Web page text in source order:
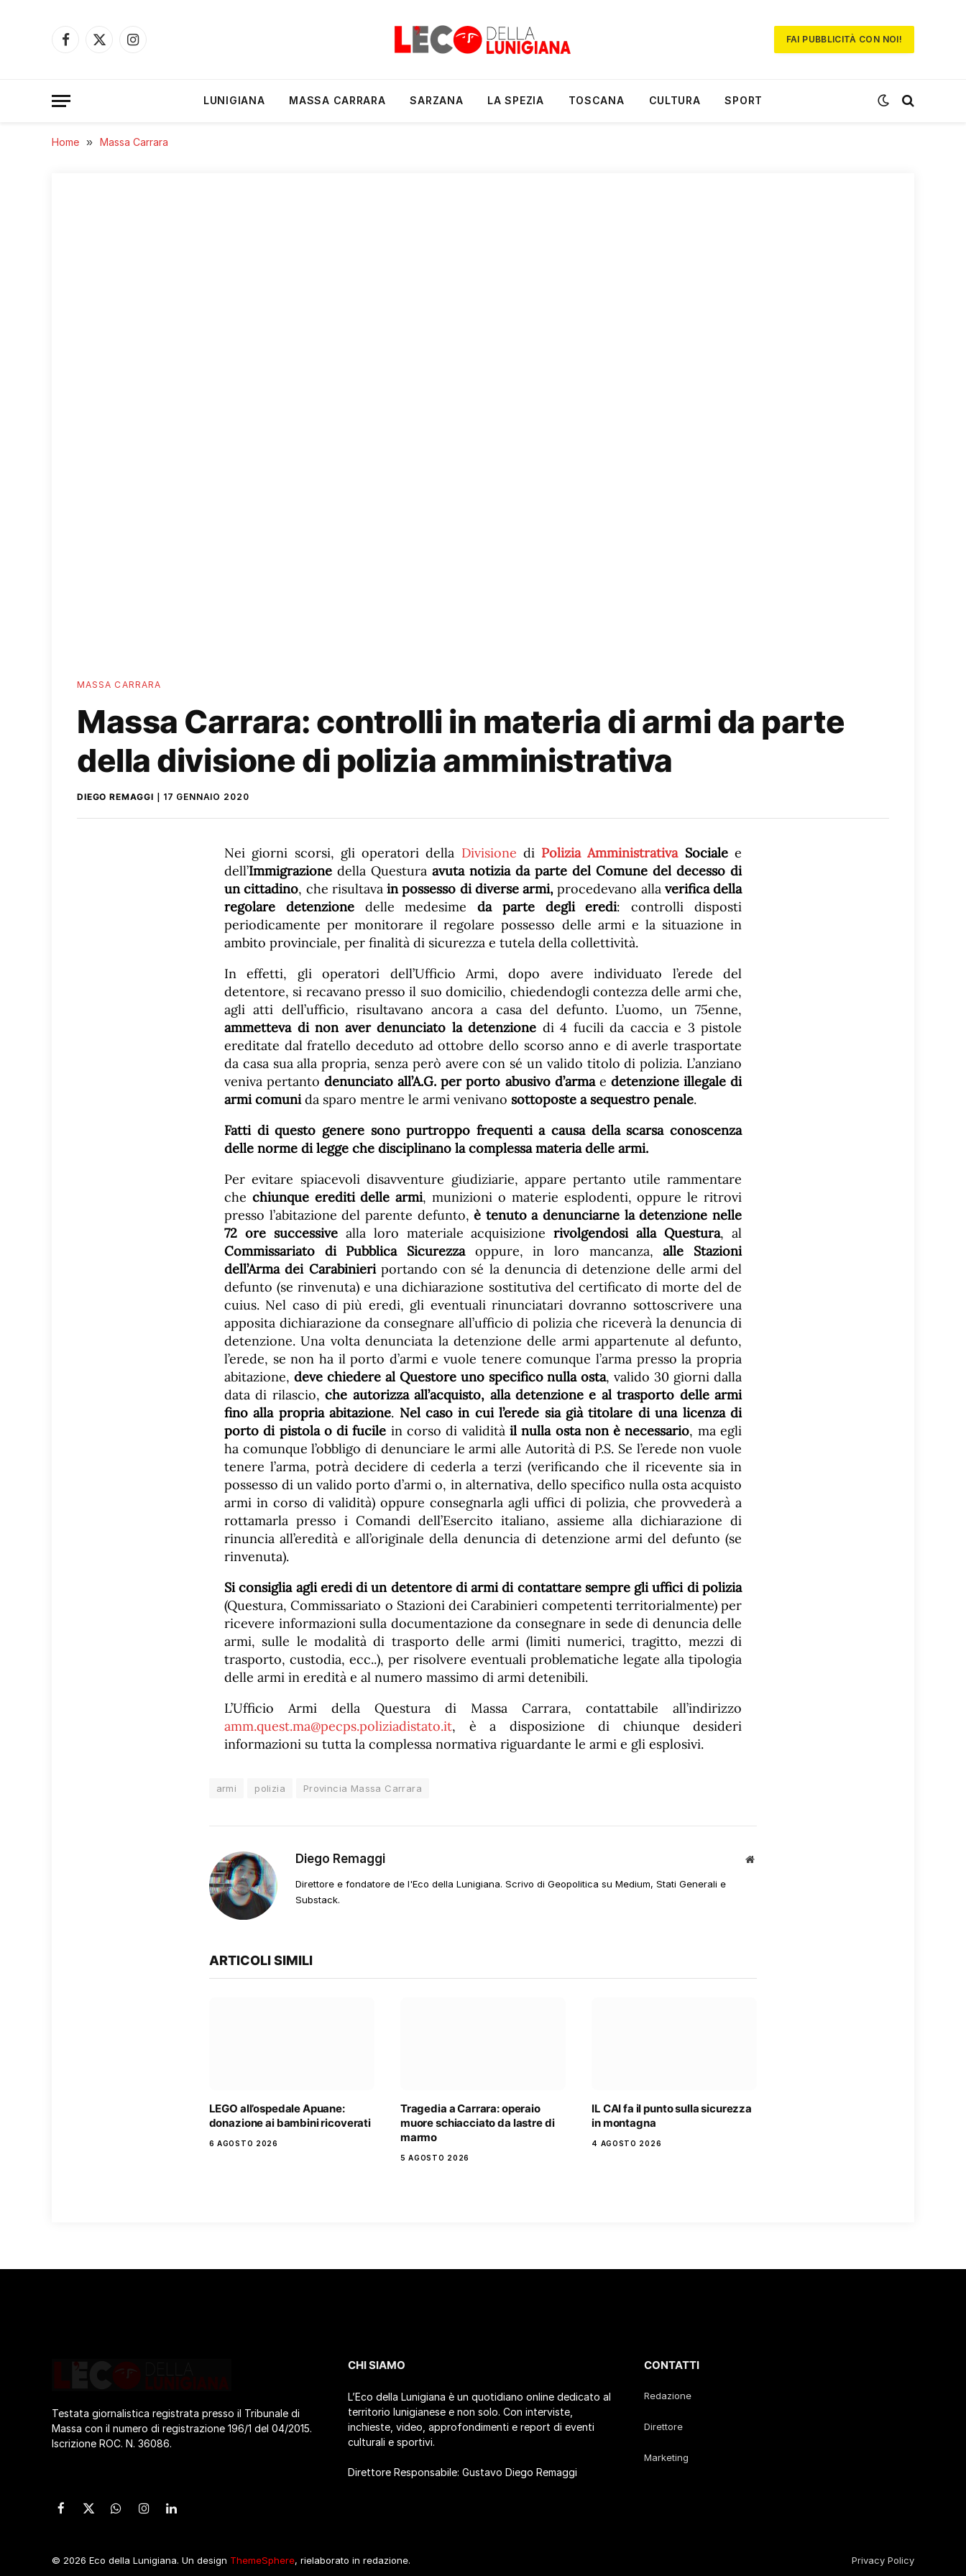
Facebook
X
Instagram
FAI PUBBLICITÀ CON NOI!
LUNIGIANA MASSA CARRARA SARZANA LA SPEZIA TOSCANA CULTURA SPORT
Home » Massa Carrara
MASSA CARRARA
Massa Carrara: controlli in materia di armi da parte
della divisione di polizia amministrativa
DIEGO REMAGGI 17 GENNAIO 2020
Nei giorni scorsi, gli operatori della Divisione di Polizia AmministrativaSocialee
dell’Immigrazione della Questura avuta notizia da parte del Comune del decesso di
un cittadino, che risultava in possesso di diverse armi, procedevano alla verifica della
regolare detenzionedelle medesime da parte degli eredi: controlli disposti
periodicamente per monitorare il regolare possesso delle armi e la situazione in
ambito provinciale, per finalità di sicurezza e tutela della collettività.
In effetti, gli operatori dell’Ufficio Armi, dopo avere individuato l’erede del
detentore, si recavano presso il suo domicilio, chiedendogli contezza delle armi che,
agli atti dell’ufficio, risultavano ancora a casa del defunto. L’uomo, un 75enne,
ammetteva di non aver denunciato la detenzione di 4 fucili da caccia e 3 pistole
ereditate dal fratello deceduto ad ottobre dello scorso anno e di averle trasportate
da casa sua alla propria, senza però avere con sé un valido titolo di polizia. L’anziano
veniva pertantodenunciato all’A.G. per porto abusivo d’armae detenzione illegale di
armi comunida sparo mentre le armi venivano sottoposte a sequestro penale.
Fatti di questo genere sono purtroppo frequenti a causa della scarsa conoscenza
delle norme di legge che disciplinano la complessa materia delle armi.
Per evitare spiacevoli disavventure giudiziarie, appare pertanto utile rammentare
che chiunque erediti delle armi, munizioni o materie esplodenti, oppure le ritrovi
presso l’abitazione del parente defunto,è tenuto a denunciarne la detenzione nelle
72 ore successivealla loro materiale acquisizione rivolgendosi alla Questura, al
Commissariato di Pubblica Sicurezzaoppure, in loro mancanza,alle Stazioni
dell’Arma dei Carabinieriportando con sé la denuncia di detenzione delle armi del
defunto (se rinvenuta) e una dichiarazione sostitutiva del certificato di morte del de
cuius. Nel caso di più eredi, gli eventuali rinunciatari dovranno sottoscrivere una
apposita dichiarazione da consegnare all’ufficio di polizia che riceverà la denuncia di
detenzione. Una volta denunciata la detenzione delle armi appartenute al defunto,
l’erede, se non ha il porto d’armi e vuole tenere comunque l’arma presso la propria
abitazione, deve chiedere al Questore uno specifico nulla osta, valido 30 giorni dalla
data di rilascio, che autorizza all’acquisto, alla detenzione e al trasporto delle armi
fino alla propria abitazione. Nel caso in cui l’erede sia già titolare di una licenza di
porto di pistola o di fucile in corso di validitàil nulla osta non è necessario, ma egli
ha comunque l’obbligo di denunciare le armi alle Autorità di P.S. Se l’erede non vuole
tenere l’arma, potrà decidere di cederla a terzi (verificando che il ricevente sia in
possesso di un valido porto d’armi o, in alternativa, dello specifico nulla osta acquisto
armi in corso di validità) oppure consegnarla agli uffici di polizia, che provvederà a
rottamarla presso i Comandi dell’Esercito italiano, assieme alla dichiarazione di
rinuncia all’eredità e all’originale della denuncia di detenzione armi del defunto (se
rinvenuta).
Si consiglia agli eredi di un detentore di armi di contattare sempre gli uffici di polizia
(Questura, Commissariato o Stazioni dei Carabinieri competenti territorialmente) per
ricevere informazioni sulla documentazione da consegnare in sede di denuncia delle
armi, sulle le modalità di trasporto delle armi (limiti numerici, tragitto, mezzi di
trasporto, custodia, ecc..), per risolvere eventuali problematiche legate alla tipologia
delle armi in eredità e al numero massimo di armi detenibili.
L’Ufficio Armi della Questura di Massa Carrara, contattabile all’indirizzo
amm.quest.ma@pecps.poliziadistato.it, è a disposizione di chiunque desideri
informazioni su tutta la complessa normativa riguardante le armi e gli esplosivi.
armi polizia Provincia Massa Carrara
Diego Remaggi
Sito
Direttore e fondatore de l'Eco della Lunigiana. Scrivo di Geopolitica su Medium, Stati Generali e
Substack.
ARTICOLI SIMILI
LEGO all’ospedale Apuane:
donazione ai bambini ricoverati
6 AGOSTO 2026
Tragedia a Carrara: operaio
muore schiacciato da lastre di
marmo
5 AGOSTO 2026
IL CAI fa il punto sulla sicurezza
in montagna
4 AGOSTO 2026
Testata giornalistica registrata presso il Tribunale di
Massa con il numero di registrazione 196/1 del 04/2015.
Iscrizione ROC. N. 36086.
CHI SIAMO
L’Eco della Lunigiana è un quotidiano online dedicato al
territorio lunigianese e non solo. Con interviste,
inchieste, video, approfondimenti e report di eventi
culturali e sportivi.
Direttore Responsabile: Gustavo Diego Remaggi
CONTATTI
Redazione
Direttore
Marketing
Facebook
X
WhatsApp
Instagram
LinkedIn
© 2026 Eco della Lunigiana. Un design ThemeSphere, rielaborato in redazione. Privacy Policy